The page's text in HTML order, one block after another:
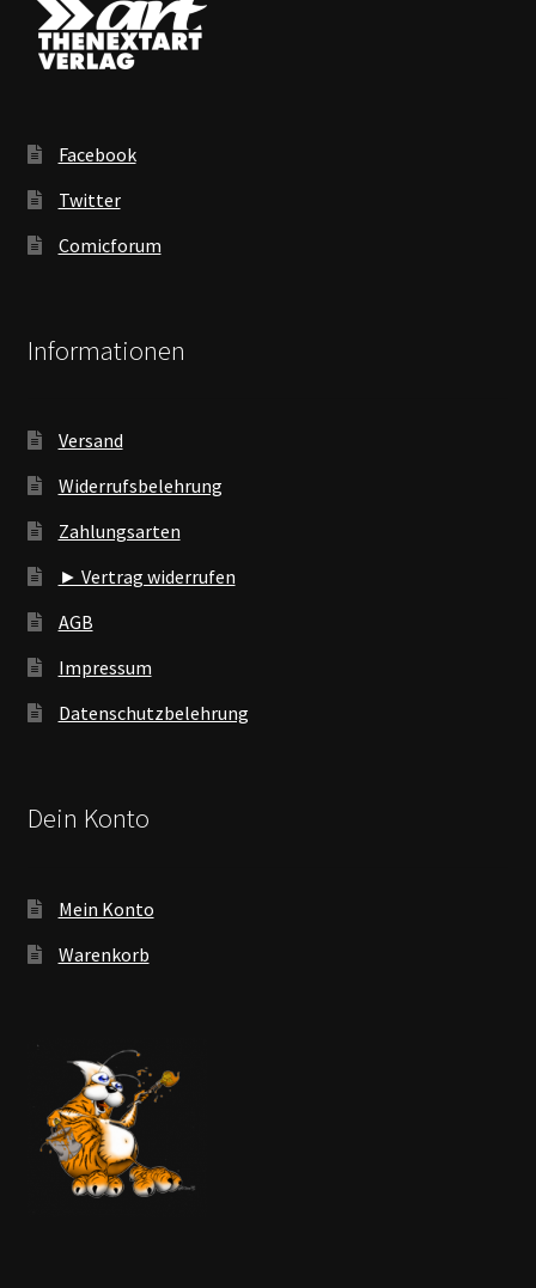
Facebook
Twitter
Comicforum
Informationen
Versand
Widerrufsbelehrung
Zahlungsarten
► Vertrag widerrufen
AGB
Impressum
Datenschutzbelehrung
Dein Konto
Mein Konto
Warenkorb